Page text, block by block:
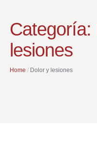
Categoría:
lesiones
Home / Dolor y lesiones